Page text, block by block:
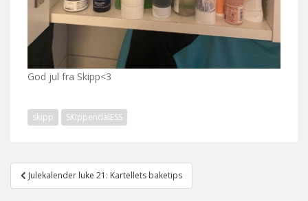
God jul fra Skipp<3
skipp SKIppendalESS
Post
navigation
Julekalender luke 21: Kartellets baketips